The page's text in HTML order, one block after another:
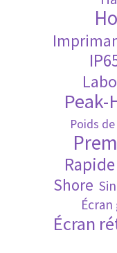
Peak-
Poids
Rapide
Shore
Écran